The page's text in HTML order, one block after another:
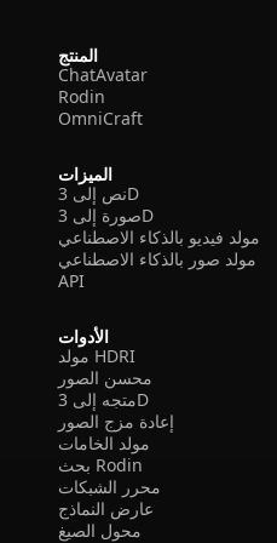
المنتج
ChatAvatar
Rodin
OmniCraft
الميزات
نص إلى 3D
صورة إلى 3D
مولد فيديو بالذكاء الاصطناعي
مولد صور بالذكاء الاصطناعي
API
الأدوات
مولد HDRI
محسن الصور
متجه إلى 3D
إعادة مزج الصور
مولد الخامات
بحث Rodin
محرر الشبكات
عارض النماذج
محول الصيغ